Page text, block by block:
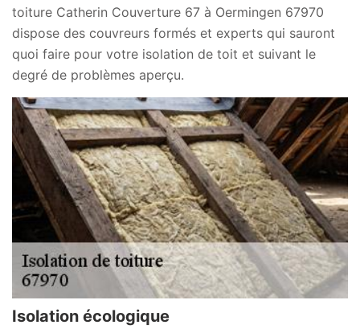
toiture Catherin Couverture 67 à Oermingen 67970
dispose des couvreurs formés et experts qui sauront
quoi faire pour votre isolation de toit et suivant le
degré de problèmes aperçu.
Isolation écologique